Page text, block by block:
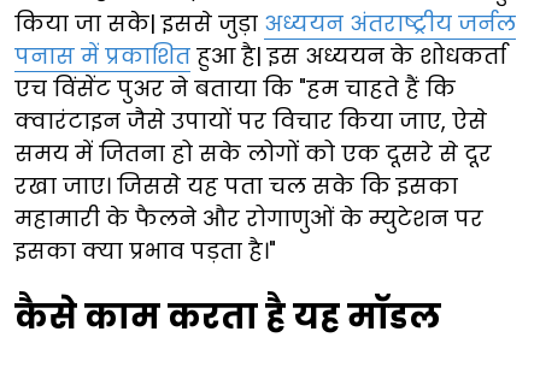
किया जा सके| इससे जुड़ा अध्ययन अंतराष्ट्रीय जर्नल
पनास में प्रकाशित हुआ है| इस अध्ययन के शोधकर्ता
एच विंसेंट पुअर ने बताया कि "हम चाहते हैं कि
क्वारंटाइन जैसे उपायों पर विचार किया जाए, ऐसे
समय में जितना हो सके लोगों को एक दूसरे से दूर
रखा जाए। जिससे यह पता चल सके कि इसका
महामारी के फैलने और रोगाणुओं के म्युटेशन पर
इसका क्या प्रभाव पड़ता है।"
कैसे काम करता है यह मॉडल